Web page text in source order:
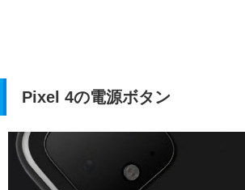
Pixel 4の電源ボタン